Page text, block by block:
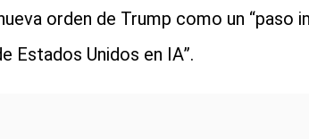
orden de Trump como un
Estados Unidos en IA”.